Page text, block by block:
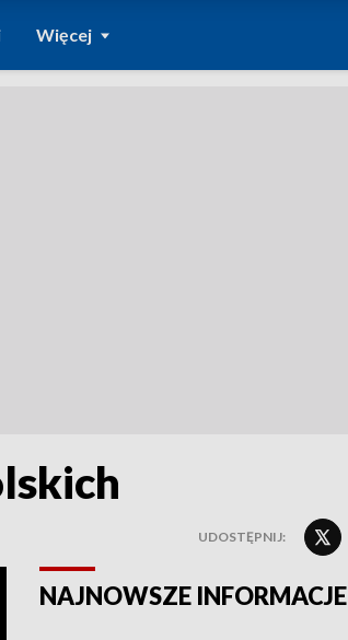
Więcej
UDOSTĘPNIJ:
NAJNOWSZE INFORMACJE